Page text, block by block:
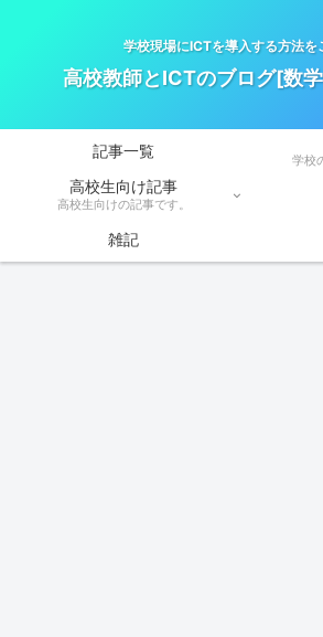
学校現場にICTを導入する方法を
高校教師とICTのブログ[数
記事一覧 学校
高校生向け記事
高校生向けの記事です。
雑記